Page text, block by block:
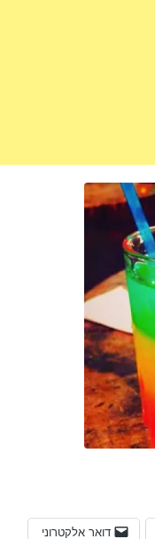
דואר אלקטרוני